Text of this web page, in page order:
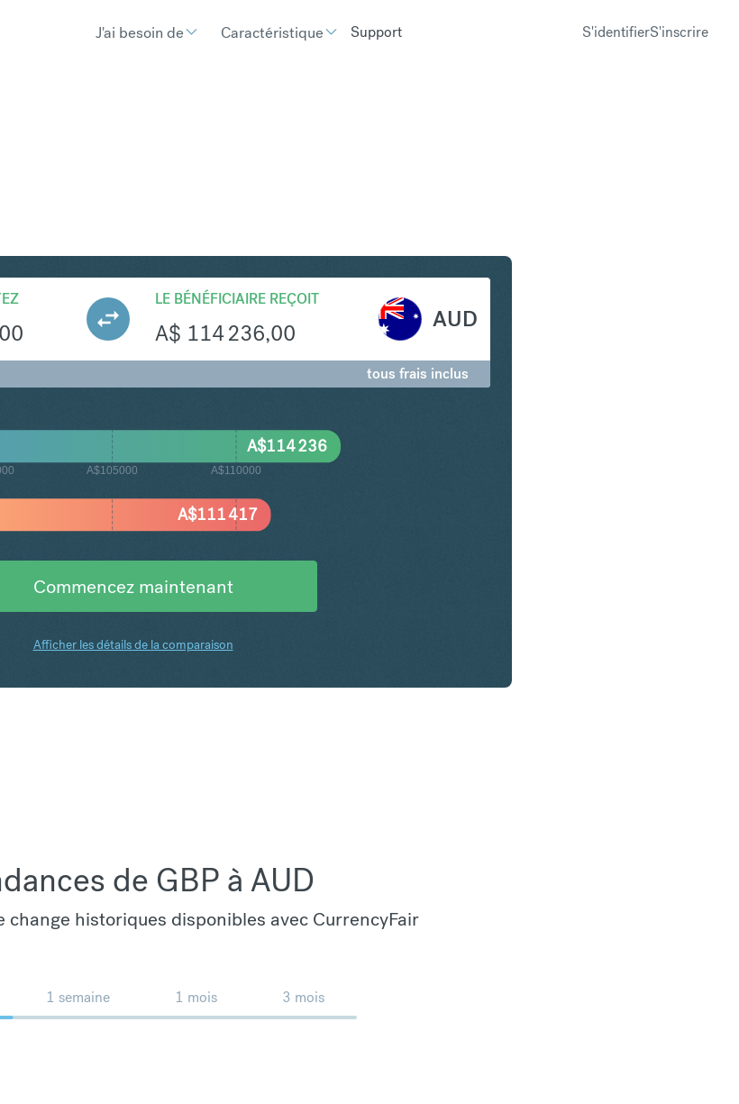
J'ai besoin de Caractéristique Support S'identifierS'inscrire
LE BÉNÉFICIAIRE REÇOIT
A$ 114 236,00
AUD
tous frais inclus
A$105000 A$110000
A$111 417
A$114 236
Commencez maintenant
Afficher les détails de la comparaison
de GBP à AUD
change historiques disponibles avec CurrencyFair
1 semaine 1 mois 3 mois